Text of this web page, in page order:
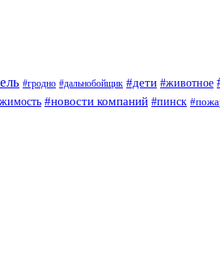
#гродно #дальнобойщик #дети #животное
#новости компаний #пинск